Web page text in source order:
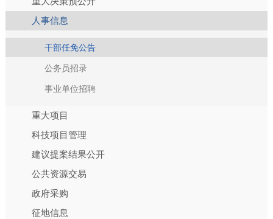
人事信息
干部任免公告
公务员招录
事业单位招聘
重大项目
科技项目管理
建议提案结果公开
公共资源交易
政府采购
征地信息